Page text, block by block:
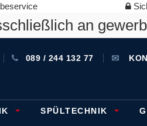
an
089 / 244 132 77
SPÜLTECHNIK